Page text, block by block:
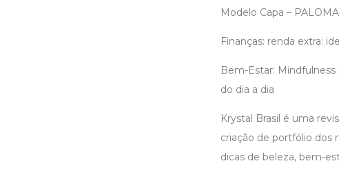
Modelo Capa –
Finanças: renda extra:
Bem-Estar: Mindfulness
do dia a dia
Krystal Brasil é uma
criação de portfólio dos
dicas de beleza, bem-